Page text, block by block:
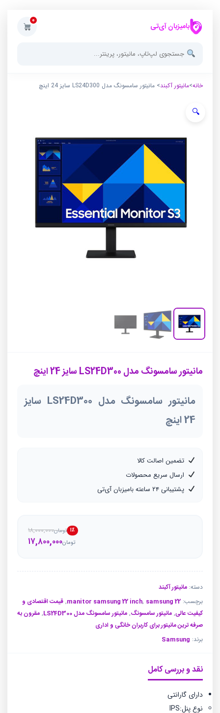
بامیزبان آی‌تی
0
خانه>مانیتور آکبند> مانیتور سامسونگ مدل LS24D300 سایز 24 اینچ
مانیتور سامسونگ مدل LS24D300 سایز 24 اینچ
مانیتور سامسونگ مدل LS24D300 سایز
24 اینچ
تضمین اصالت کالا
ارسال سریع محصولات
پشتیبانی ۲۴ ساعته بامیزبان آی‌تی
۱٪ تومان۱۸,۰۰۰,۰۰۰
قیمت
تومان۱۷,۸۰۰,۰۰۰قیمت
دسته: مانیتور آکبند
برچسب: manitor samsung 22 inch, samsung 22
, قیمت اقتصادی و
کیفیت عالی, مانیتور سامسونگ, مانیتور سامسونگ مدل LS24D300 , مقرون به
صرفه ترین مانیتور برای کاربران خانگی و اداری
برند: Samsung
نقد و بررسی کامل
دارای گارانتی
نوع پنل:IPS